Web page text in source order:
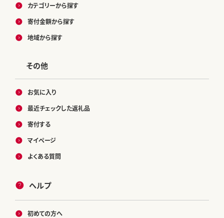
カテゴリーから探す
寄付金額から探す
地域から探す
その他
お気に入り
最近チェックした返礼品
寄付する
マイページ
よくある質問
ヘルプ
初めての方へ